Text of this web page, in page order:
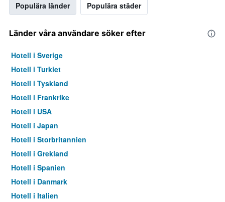
Populära länder Populära städer
Länder våra användare söker efter
Hotell i Sverige
Hotell i Turkiet
Hotell i Tyskland
Hotell i Frankrike
Hotell i USA
Hotell i Japan
Hotell i Storbritannien
Hotell i Grekland
Hotell i Spanien
Hotell i Danmark
Hotell i Italien